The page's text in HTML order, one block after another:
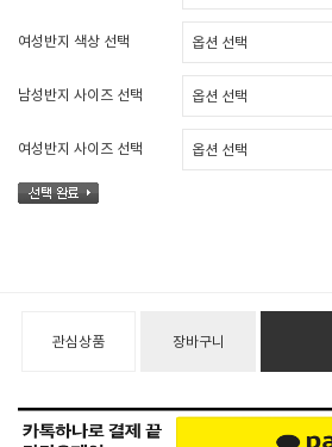
여성반지 색상 선택
남성반지 사이즈 선택
여성반지 사이즈 선택
관심상품 장바구니